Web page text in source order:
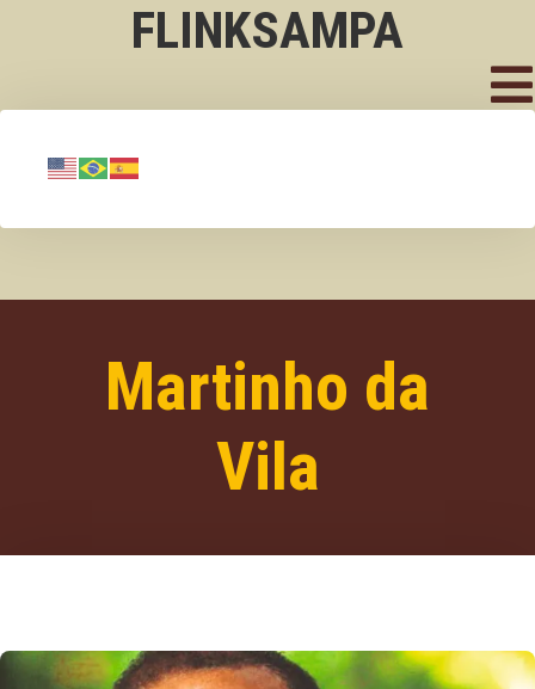
FLINKSAMPA
Martinho da
Vila